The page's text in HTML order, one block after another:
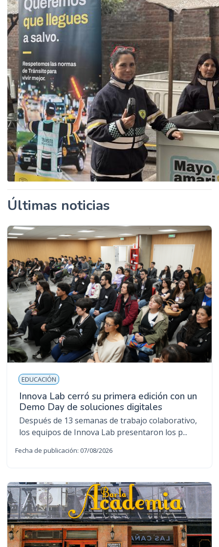
Últimas noticias
EDUCACIÓN
Innova Lab cerró su primera edición con un
Demo Day de soluciones digitales
Después de 13 semanas de trabajo colaborativo,
los equipos de Innova Lab presentaron los p...
Fecha de publicación: 07/08/2026